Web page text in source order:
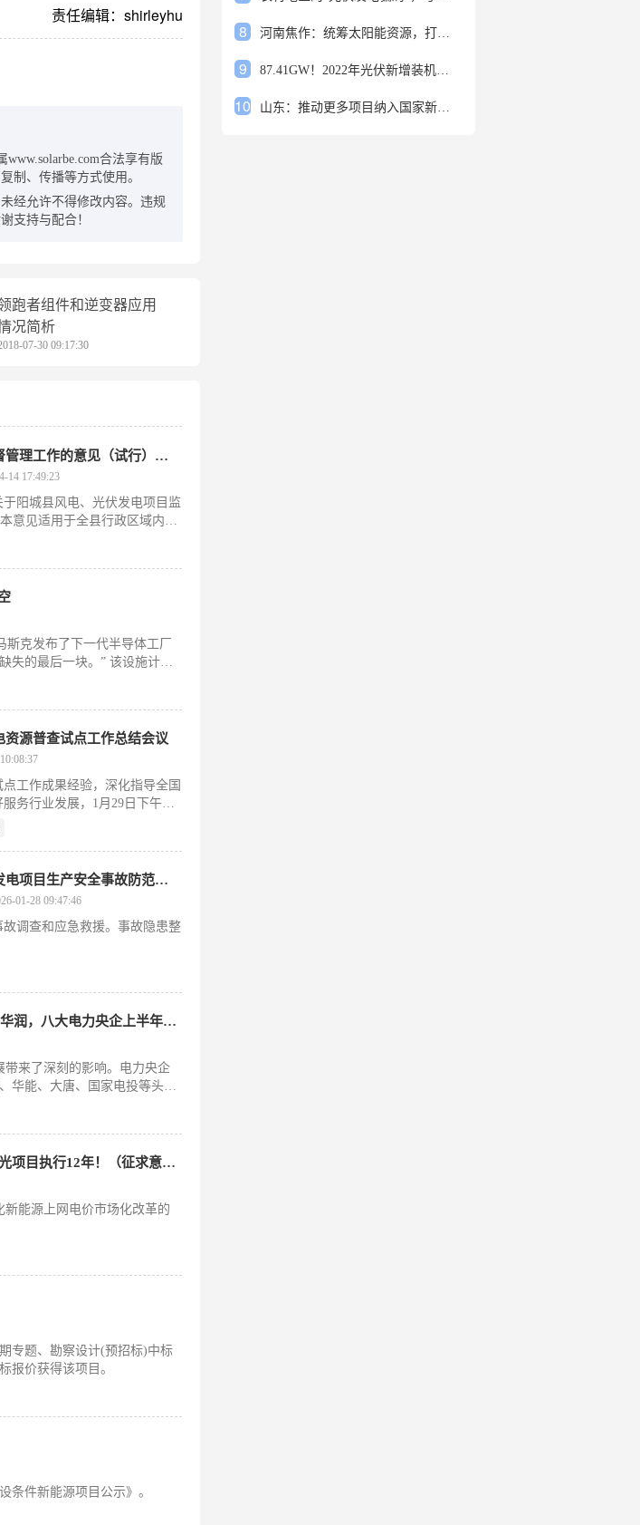
责任编辑：shirleyhu
合法享有版
制、传播等方式使用。
经允许不得修改内容。违规
支持与配合！
跑者组件和逆变器应用
况简析
07-30 09:17:30
山西阳城县风电、光伏发电项目监督管理工作的意见（试行）发布！
14 17:49:23
阳城县风电、光伏发电项目监
意见适用于全县行政区域内集
目从规划设计到竣工验收、新
克发布了下一代半导体工厂
失的最后一块。” 该设施计划
工艺整合于单一厂区内。工厂
器人“Optimu...
资源普查试点工作总结会议
工作成果经验，深化指导全国
务行业发展，1月29日下午，
源普查试点工作总结会议。国
广东中山发布关于加强分布式光伏发电项目生产安全事故防范工作的函
01-28 09:47:46
调查和应急救援。事故隐患整
需求大变！中能建、国能、华能、三峡、国电投、中电建、华电、华润，八大电力央企上半年支架招标背后
带来了深刻的影响。电力央企
华能、大唐、国家电投等头部
海南“136号文”：机制电价竞价上限0.4298元/千瓦时，增量陆上风光项目执行12年！（征求意见）
能源上网电价市场化改革的
专题、勘察设计(预招标)中标
报价获得该项目。
条件新能源项目公示》。
8 河南焦作：统筹太阳能资源，打造百万千瓦级光伏基地
9 87.41GW！2022年光伏新增装机规模发布
10 山东：推动更多项目纳入国家新增风光大基地项目